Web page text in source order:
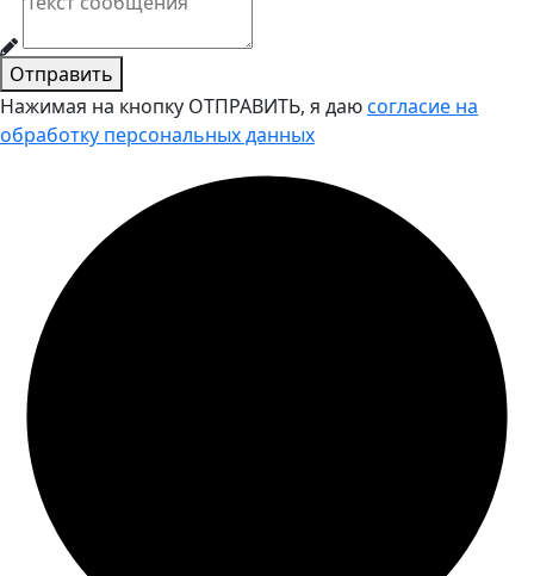
Отправить
Нажимая на кнопку ОТПРАВИТЬ, я даюсогласие на
обработку персональных данных